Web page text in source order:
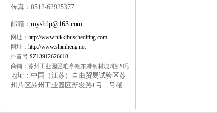
传真：0512-62925377
邮箱： myshdp@163.com
网址： http://www.nikkibuschediting.com
网址： http://www.shunheng.net
抖音号:SZ13912626618
商铺：苏州工业园区唯亭幢东港钢材城7幢20号
地址 ： 中国（江苏）自由贸易试验区苏
州片区苏州工业园区新发路1号一号楼